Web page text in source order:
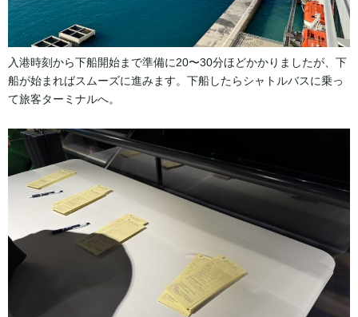
入港時刻から下船開始まで準備に20〜30分ほどかかりましたが、下
船が始まればスムーズに進みます。下船したらシャトルバスに乗っ
て旅客ターミナルへ。